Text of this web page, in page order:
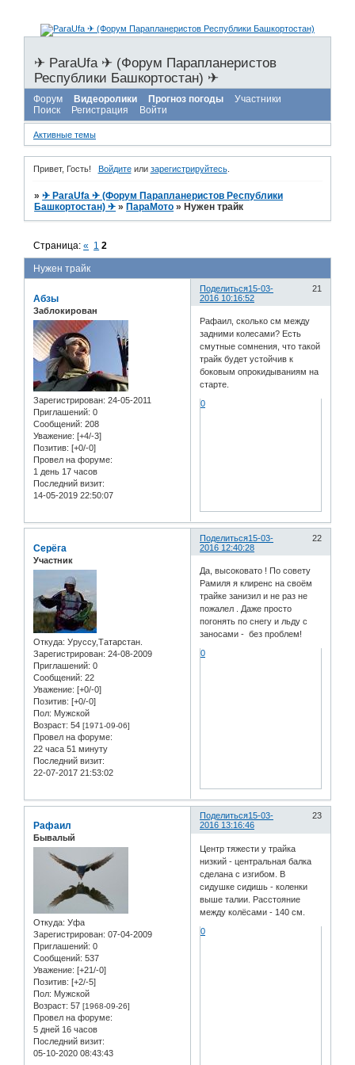
✈ ParaUfa ✈ (Форум Парапланеристов
Республики Башкортостан) ✈
Форум Видеоролики Прогноз погоды
Участники
Поиск
Регистрация Войти
Активные темы
Привет, Гость! Войдитеили зарегистрируйтесь.
»✈ ParaUfa ✈ (Форум Парапланеристов Республики
Башкортостан) ✈ » ПараМото » Нужен трайк
Нужен трайк
Страница:« 1 2
Поделиться 21
15-03-
2016 10:16:52
Абзы
Заблокирован
Зарегистрирован: 24-05-2011
Приглашений: 0
Сообщений: 208
Уважение: [+4/-3]
Позитив: [+0/-0]
Провел на форуме:
1 день 17 часов
Последний визит:
14-05-2019 22:50:07
Рафаил, сколько см между
задними колесами? Есть
смутные сомнения, что такой
трайк будет устойчив к
боковым опрокидываниям на
старте.
0
Поделиться 22
15-03-
2016 12:40:28
Серёга
Участник
Откуда: Уруссу,Татарстан.
Зарегистрирован: 24-08-2009
Приглашений: 0
Сообщений: 22
Уважение: [+0/-0]
Позитив: [+0/-0]
Пол: Мужской
Возраст: 54 [1971-09-06]
Провел на форуме:
22 часа 51 минуту
Последний визит:
22-07-2017 21:53:02
Да, высоковато ! По совету
Рамиля я клиренс на своём
трайке занизил и не раз не
пожалел . Даже просто
погонять по снегу и льду с
заносами - без проблем!
0
Поделиться 23
15-03-
2016 13:16:46
Рафаил
Бывалый
Откуда: Уфа
Зарегистрирован: 07-04-2009
Приглашений: 0
Сообщений: 537
Уважение: [+21/-0]
Позитив: [+2/-5]
Пол: Мужской
Возраст: 57 [1968-09-26]
Провел на форуме:
5 дней 16 часов
Последний визит:
05-10-2020 08:43:43
Центр тяжести у трайка
низкий - центральная балка
сделана с изгибом. В
сидушке сидишь - коленки
выше талии. Расстояние
между колёсами - 140 см.
0